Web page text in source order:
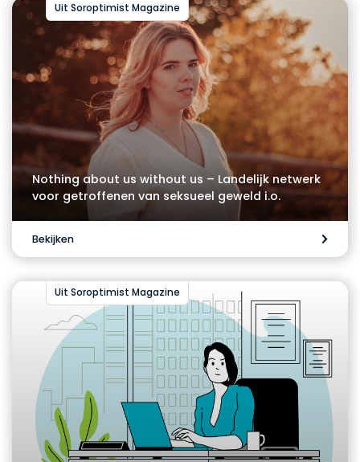
Uit Soroptimist Magazine
Nothing about us without us – Landelijk netwerk
voor getroffenen van seksueel geweld i.o.
Bekijken
Uit Soroptimist Magazine